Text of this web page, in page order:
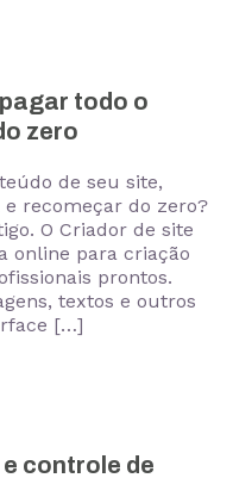
todo o
zero
de seu site,
recomeçar do zero?
O Criador de site
online para criação
prontos.
textos e outros
[…]
controle de